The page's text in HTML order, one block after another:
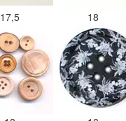
17,5 18